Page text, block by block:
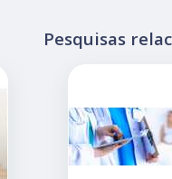
Pesquisas